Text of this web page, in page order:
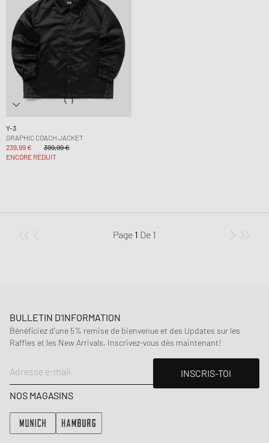
Y-3
GRAPHIC COACH JACKET
239,99 €
399,99 €
ENCORE RÉDUIT
Page 1 De 1
BULLETIN D'INFORMATION
Bénéficiez d'une 5% remise de bienvenue et des Updates sur les
Raffles et les New Arrivals. Inscrivez-vous dès maintenant!
Adresse e-mail
INSCRIS-TOI
NOS MAGASINS